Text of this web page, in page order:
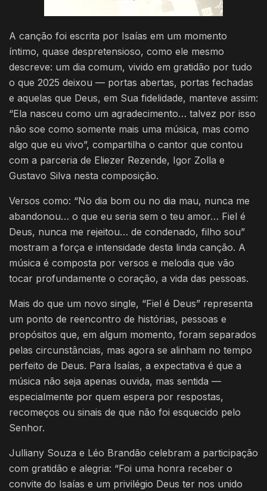
A canção foi escrita por Isaías em um momento
íntimo, quase despretensioso, como ele mesmo
descreve: um dia comum, vivido em gratidão por tudo
o que 2025 deixou — portas abertas, portas fechadas
e aquelas que Deus, em Sua fidelidade, manteve assim:
“Ela nasceu como um agradecimento… talvez por isso
não soe como somente mais uma música, mas como
algo que eu vivo”, compartilha o cantor que contou
com a parceria de Eliezer Rezende, Igor Zolla e
Gustavo Silva nesta composição.
Versos como: “No dia bom ou no dia mau, nunca me
abandonou… o que eu seria sem o teu amor… Fiel é
Deus, nunca me rejeitou… de condenado, filho sou”
mostram a força e intensidade desta linda canção. A
música é composta por versos e melodia que vão
tocar profundamente o coração, a vida das pessoas.
Mais do que um novo single, “Fiel é Deus” representa
um ponto de reencontro de histórias, pessoas e
propósitos que, em algum momento, foram separados
pelas circunstâncias, mas agora se alinham no tempo
perfeito de Deus. Para Isaías, a expectativa é que a
música não seja apenas ouvida, mas sentida —
especialmente por quem espera por respostas,
recomeços ou sinais de que não foi esquecido pelo
Senhor.
Julliany Souza e Léo Brandão celebram a participação
com gratidão e alegria: “Foi uma honra receber o
convite do Isaías e um privilégio Deus ter nos unido